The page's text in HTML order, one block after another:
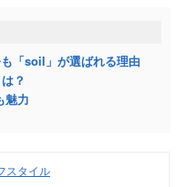
「soil」が選ばれる理由
？
魅力
スタイル